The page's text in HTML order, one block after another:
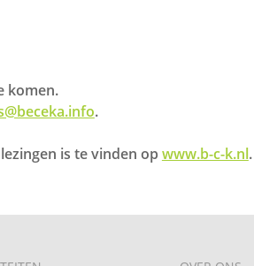
komen.
.
is te vinden op www.b-c-k.nl.